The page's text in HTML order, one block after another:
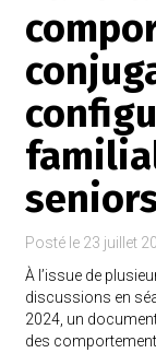
Posté le 23 juillet
À l’issue de
discussions en
2024, un
des